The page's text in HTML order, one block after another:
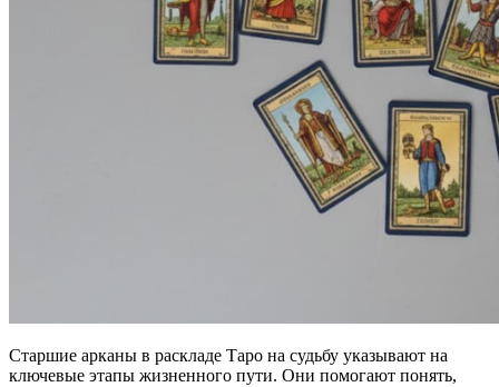
Старшие арканы в раскладе Таро на судьбу указывают на
ключевые этапы жизненного пути. Они помогают понять,